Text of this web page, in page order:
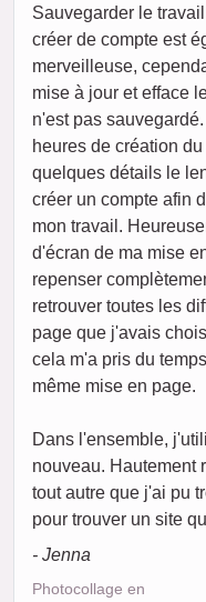
Sauvegarder le
créer de compte est
merveilleuse,
mise à jour et efface
n'est pas
heures de création
quelques détails le
créer un compte afin
mon travail.
d'écran de ma mise
repenser
retrouver toutes les
page que j'avais
cela m'a pris du
même mise en page.
Dans l'ensemble,
nouveau. Hautement
tout autre que j'ai pu
pour trouver un site
- Jenna
Photocollage en